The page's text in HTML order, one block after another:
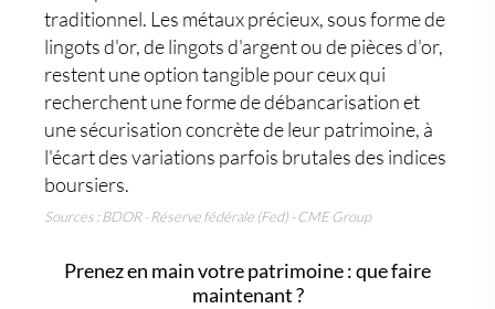
traditionnel. Les métaux précieux, sous forme de
lingots d'or, delingots d'argentou depièces d'or,
restent une option tangible pour ceux qui
recherchent une forme de débancarisation et
une sécurisation concrète de leur patrimoine, à
l'écart des variations parfois brutales des indices
boursiers.
Sources : BDOR - Réserve fédérale (Fed) - CME Group
Prenez en main votre patrimoine : que faire
maintenant ?